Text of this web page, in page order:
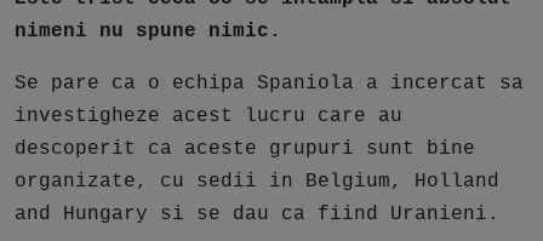
nimeni nu spune nimic.
Se pare ca o echipa Spaniola a incercat sa
investigheze acest lucru care au
descoperit ca aceste grupuri sunt bine
organizate, cu sedii in Belgium, Holland
and Hungary si se dau ca fiind Uranieni.